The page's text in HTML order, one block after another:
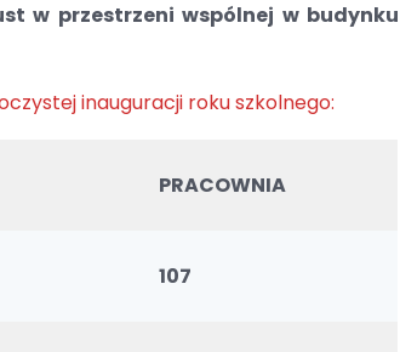
w przestrzeni wspólnej w budynku
inauguracji roku szkolnego:
PRACOWNIA
107